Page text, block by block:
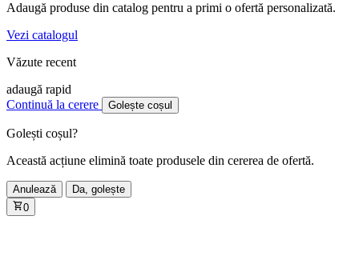
Adaugă produse din catalog pentru a primi o ofertă personalizată.
Vezi catalogul
Văzute recent
adaugă rapid
Continuă la cerere
Golește coșul
Golești coșul?
Această acțiune elimină toate produsele din cererea de ofertă.
Anulează
Da, golește
0